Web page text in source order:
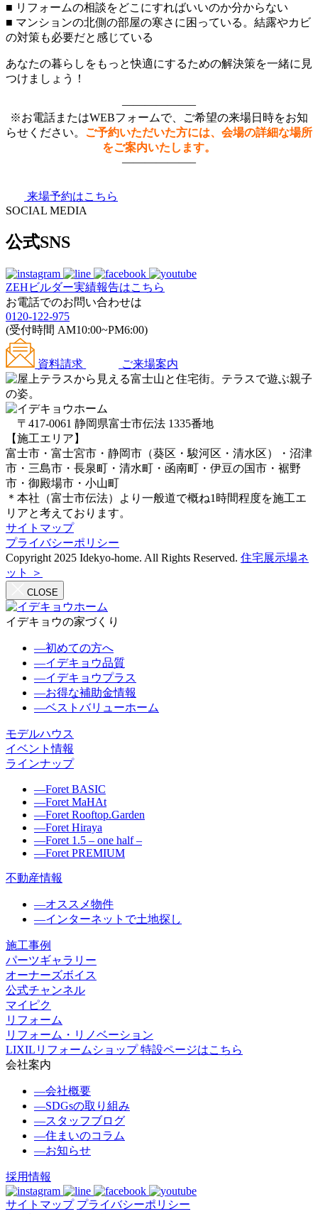
■ リフォームの相談をどこにすればいいのか分からない
■ マンションの北側の部屋の寒さに困っている。結露やカビ
の対策も必要だと感じている
あなたの暮らしをもっと快適にするための解決策を一緒に見
つけましょう！
——————–
※お電話またはWEBフォームで、ご希望の来場日時をお知
らせください。 ご予約いただいた方には、会場の詳細な場所
をご案内いたします。
——————–
来場予約はこちら
SOCIAL MEDIA
公式SNS
ZEHビルダー実績報告はこちら
お電話でのお問い合わせは
0120-122-975
(受付時間 AM10:00~PM6:00)
資料請求 ご来場案内
〒417-0061 静岡県富士市伝法 1335番地
【施工エリア】
富士市・富士宮市・静岡市（葵区・駿河区・清水区）・沼津
市・三島市・長泉町・清水町・函南町・伊豆の国市・裾野
市・御殿場市・小山町
＊本社（富士市伝法）より一般道で概ね1時間程度を施工エ
リアと考えております。
サイトマップ
プライバシーポリシー
Copyright 2025 Idekyo-home. All Rights Reserved. 住宅展示場ネ
ット ＞
CLOSE
イデキョウの家づくり
―初めての方へ
―イデキョウ品質
―イデキョウプラス
―お得な補助金情報
―ベストバリューホーム
モデルハウス
イベント情報
ラインナップ
―Foret BASIC
―Foret MaHAt
―Foret Rooftop.Garden
―Foret Hiraya
―Foret 1.5 – one half –
―Foret PREMIUM
不動産情報
―オススメ物件
―インターネットで土地探し
施工事例
パーツギャラリー
オーナーズボイス
公式チャンネル
マイピク
リフォーム
リフォーム・リノベーション
LIXILリフォームショップ 特設ページはこちら
会社案内
―会社概要
―SDGsの取り組み
―スタッフブログ
―住まいのコラム
―お知らせ
採用情報
サイトマップ プライバシーポリシー